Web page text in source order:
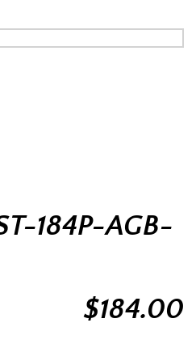
184P-AGB-
$184.00